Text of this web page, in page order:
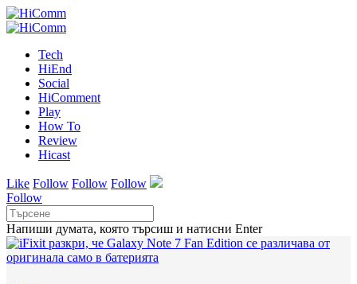
Tech
HiEnd
Social
HiComment
Play
How To
Review
Hicast
Like Follow Follow Follow
Follow
Напиши думата, която търсиш и натисни Enter